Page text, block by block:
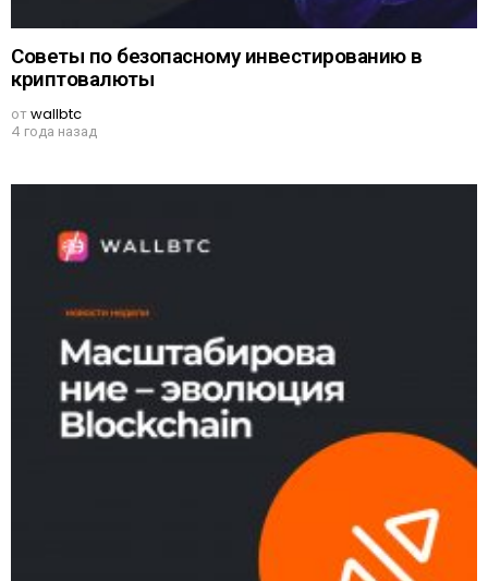
Советы по безопасному инвестированию в
криптовалюты
отwallbtc
4 года назад